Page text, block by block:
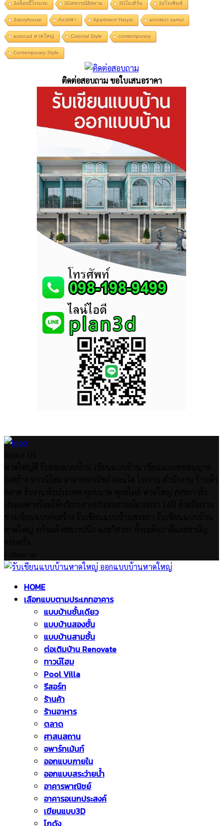
3dล็อบบี้โรงแรม 3Dสหกรณ์อิสลาม 3Dโมเดิร์น 3dโรงพิมพ์
3storyhouse Aicเทพา Apartment Hatyai architect samui
autocad หาดใหญ่ Colonial Style comtemporary
Contemporary Style
ติดต่อสอบถาม ขอใบเสนอราคา
Facebook
Twitter
Instagram
Pinterest
Youtube
HOME
เลือกแบบตามประเภทอาคาร
แบบบ้านชั้นเดียว
แบบบ้านสองชั้น
แบบบ้านสามชั้น
ต่อเติมบ้าน Renovate
ทาวน์โฮม
Pool Villa
รีสอร์ท
ร้านค้า
ร้านอาหาร
ตลาด
ศาสนสถาน
อพาร์ทเม้นท์
ออกแบบภายใน
ออกแบบสระว่ายน้ำ
อาคารพาณิชย์
อาคารอเนกประสงค์
เขียนแบบ3D